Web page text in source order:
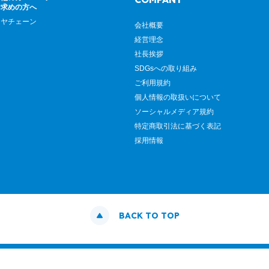
めの方へ
チェーン
会社概要
経営理念
社長挨拶
SDGsへの取り組み
ご利用規約
個人情報の取扱いについて
ソーシャルメディア規約
特定商取引法に基づく表記
採用情報
BACK TO TOP